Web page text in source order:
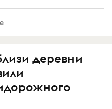
деревни